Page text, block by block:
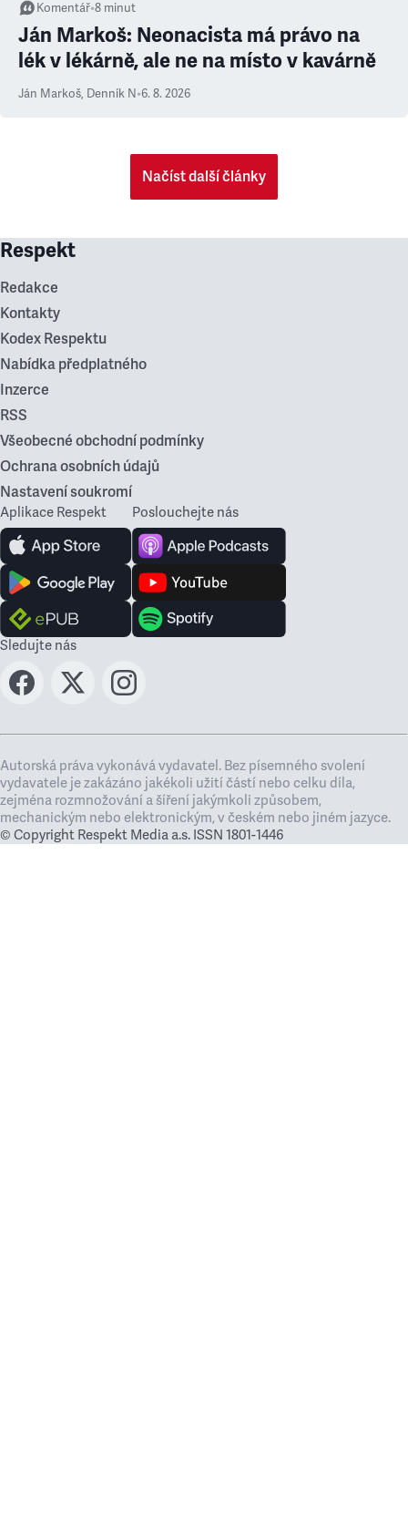
Komentář•8 minut
Ján Markoš: Neonacista má právo na
lék v lékárně, ale ne na místo v kavárně
Ján Markoš, Denník N•6. 8. 2026
Načíst další články
Respekt
Redakce
Kontakty
Kodex Respektu
Nabídka předplatného
Inzerce
RSS
Všeobecné obchodní podmínky
Ochrana osobních údajů
Nastavení soukromí
Aplikace Respekt Poslouchejte nás
Sledujte nás
Autorská práva vykonává vydavatel. Bez písemného svolení
vydavatele je zakázáno jakékoli užití částí nebo celku díla,
zejména rozmnožování a šíření jakýmkoli způsobem,
mechanickým nebo elektronickým, v českém nebo jiném jazyce.
© Copyright Respekt Media a.s. ISSN 1801-1446